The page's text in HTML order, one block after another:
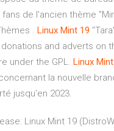
de l'ancien thème
. Linux Mint 19
and adverts on
under the GPL. Linux Mint
la nouvelle
jusqu'en 2023.
Linux Mint 19